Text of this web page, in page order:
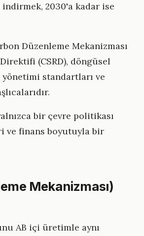
indirmek, 2030'a kadar ise
Düzenleme Mekanizması
(CSRD), döngüsel
standartları ve
bir çevre politikası
ve finans boyutuyla bir
Mekanizması)
AB içi üretimle aynı